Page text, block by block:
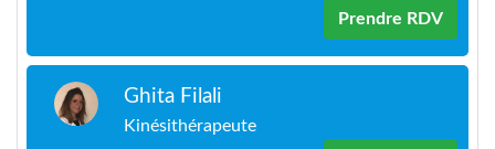
Prendre RDV
Ghita Filali
Kinésithérapeute